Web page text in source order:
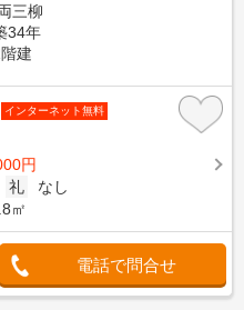
三柳
34年
建
インターネット無料
円
礼
なし
㎡
電話で問合せ